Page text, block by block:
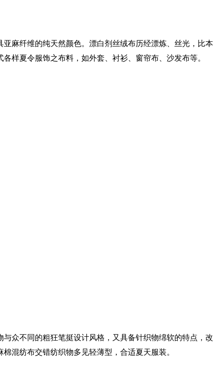
麻纤维的纯天然颜色。漂白剂丝绒布历经漂炼、丝光，比本
样夏令服饰之布料，如外套、衬衫、窗帘布、沙发布等。
众不同的粗狂笔挺设计风格，又具备针织物绵软的特点，改
混纺布交错纺织物多见轻薄型，合适夏天服装。